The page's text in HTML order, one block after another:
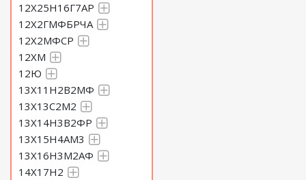
12Х25Н16Г7АР
12Х2ГМФБРЧА
12Х2МФСР
12ХМ
12Ю
13Х11Н2В2МФ
13Х13С2М2
13Х14Н3В2ФР
13Х15Н4АМ3
13Х16Н3М2АФ
14Х17Н2